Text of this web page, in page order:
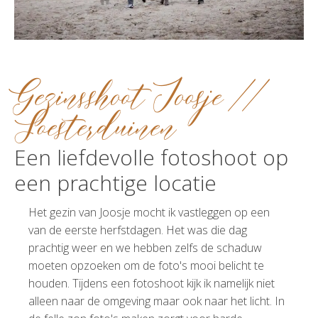
Gezinsshoot Joosje //
Soesterduinen
Een liefdevolle fotoshoot op
een prachtige locatie
Het gezin van Joosje mocht ik vastleggen op een
van de eerste herfstdagen. Het was die dag
prachtig weer en we hebben zelfs de schaduw
moeten opzoeken om de foto's mooi belicht te
houden. Tijdens een fotoshoot kijk ik namelijk niet
alleen naar de omgeving maar ook naar het licht. In